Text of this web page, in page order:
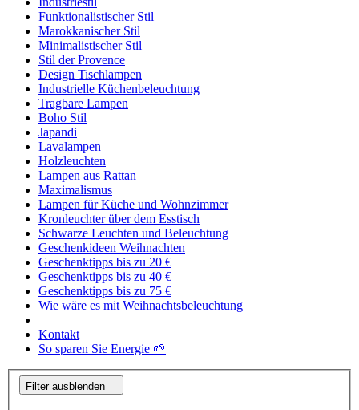
Funktionalistischer Stil
Marokkanischer Stil
Minimalistischer Stil
Stil der Provence
Design Tischlampen
Industrielle Küchenbeleuchtung
Tragbare Lampen
Boho Stil
Japandi
Lavalampen
Holzleuchten
Lampen aus Rattan
Maximalismus
Lampen für Küche und Wohnzimmer
Kronleuchter über dem Esstisch
Schwarze Leuchten und Beleuchtung
Geschenkideen Weihnachten
Geschenktipps bis zu 20 €
Geschenktipps bis zu 40 €
Geschenktipps bis zu 75 €
Wie wäre es mit Weihnachtsbeleuchtung
Kontakt
So sparen Sie Energie 🌱
Filter ausblenden